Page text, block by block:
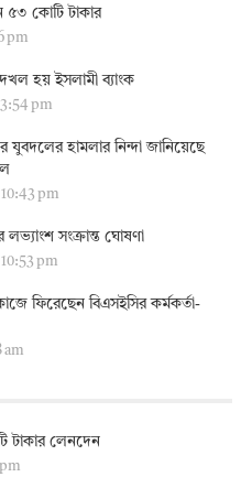
৫৩ কোটি টাকার
pm
হয় ইসলামী ব্যাংক
pm
যুবদলের হামলার নিন্দা জানিয়েছে
pm
সংক্রান্ত ঘোষণা
pm
ফিরেছেন বিএসইসির কর্মকর্তা-
am
টাকার লেনদেন